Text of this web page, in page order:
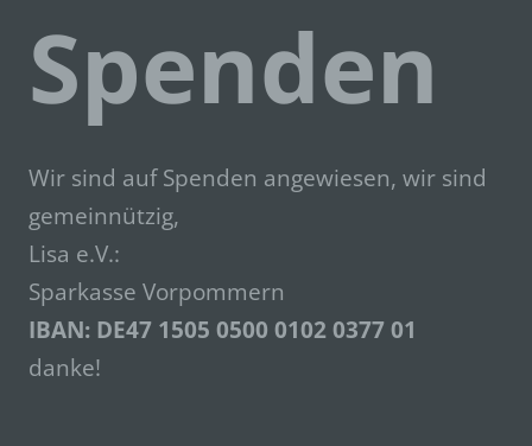
Spenden
Wir sind auf Spenden angewiesen, wir sind
gemeinnützig,
Lisa e.V.:
Sparkasse Vorpommern
IBAN: DE47 1505 0500 0102 0377 01
danke!
gewährleisten, möchten wir vorab die verwendeten
Begrifflichkeiten erläutern.
Wir verwenden in dieser Datenschutzerklärung
a) personenbezogene Daten
Personenbezogene Daten sind alle
Informationen, die sich auf eine identifizierte
oder identifizierbare natürliche Person (im
Folgenden „betroffene Person") beziehen. Als
angesehen, die direkt oder indirekt,
insbesondere mittels Zuordnung zu einer